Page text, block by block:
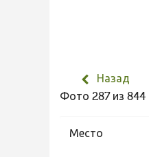
Назад
Фото 287 из 844
Место